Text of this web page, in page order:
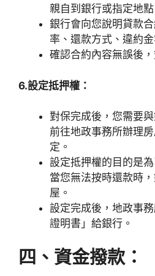
親自到銀行或指定地點
銀行會向您說明貸款
率、還款方式、違約金
確認合約內容無誤後
6.設定抵押權：
對保完成後，您需要
前往地政事務所辦理
定。
設定抵押權的目的是
當您無法按時還款時
屋。
設定完成後，地政事
證明書」給銀行。
四、資金撥款：